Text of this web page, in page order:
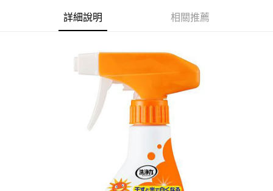
詳細說明 相關推薦